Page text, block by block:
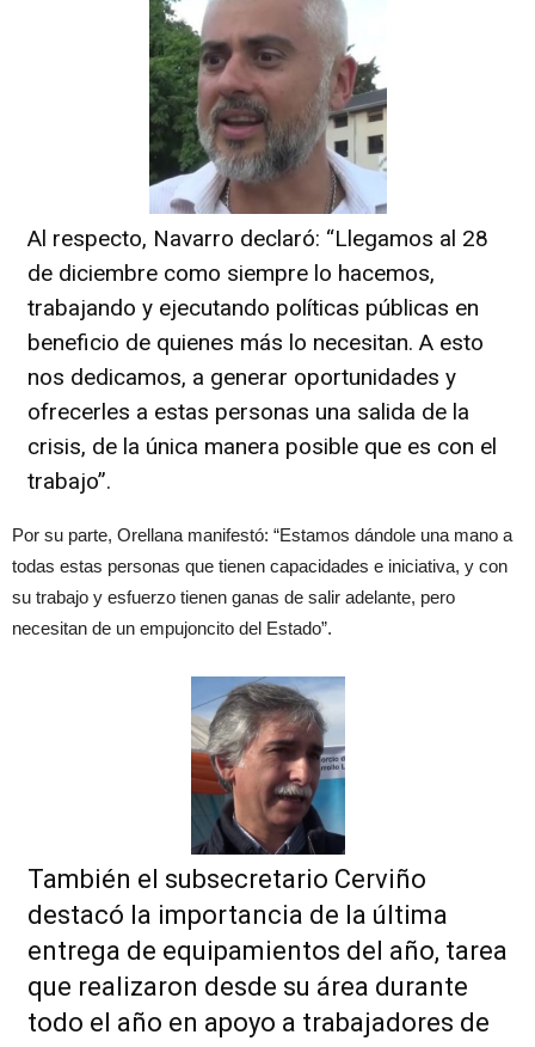
Al respecto, Navarro declaró: “Llegamos al 28
de diciembre como siempre lo hacemos,
trabajando y ejecutando políticas públicas en
beneficio de quienes más lo necesitan. A esto
nos dedicamos, a generar oportunidades y
ofrecerles a estas personas una salida de la
crisis, de la única manera posible que es con el
trabajo”.
Por su parte, Orellana manifestó: “Estamos dándole una mano a
todas estas personas que tienen capacidades e iniciativa, y con
su trabajo y esfuerzo tienen ganas de salir adelante, pero
necesitan de un empujoncito del Estado”.
También el subsecretario Cerviño
destacó la importancia de la última
entrega de equipamientos del año, tarea
que realizaron desde su área durante
todo el año en apoyo a trabajadores de